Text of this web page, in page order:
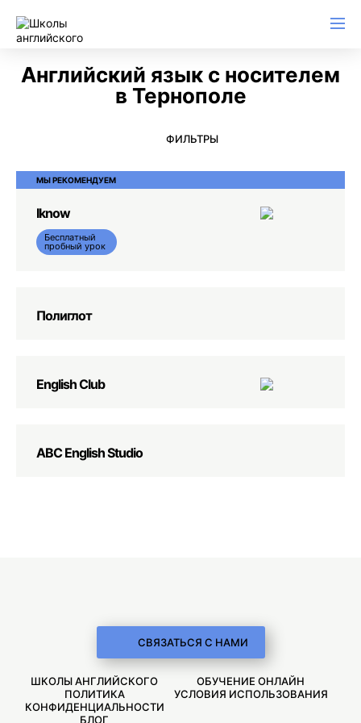
Английский язык с носителем
в Тернополе
ФИЛЬТРЫ
МЫ РЕКОМЕНДУЕМ
Iknow
Бесплатный
пробный урок
Полиглот
English Club
ABC English Studio
СВЯЗАТЬСЯ С НАМИ
ШКОЛЫ АНГЛИЙСКОГО
ОБУЧЕНИЕ ОНЛАЙН
ПОЛИТИКА
КОНФИДЕНЦИАЛЬНОСТИ
УСЛОВИЯ ИСПОЛЬЗОВАНИЯ
БЛОГ